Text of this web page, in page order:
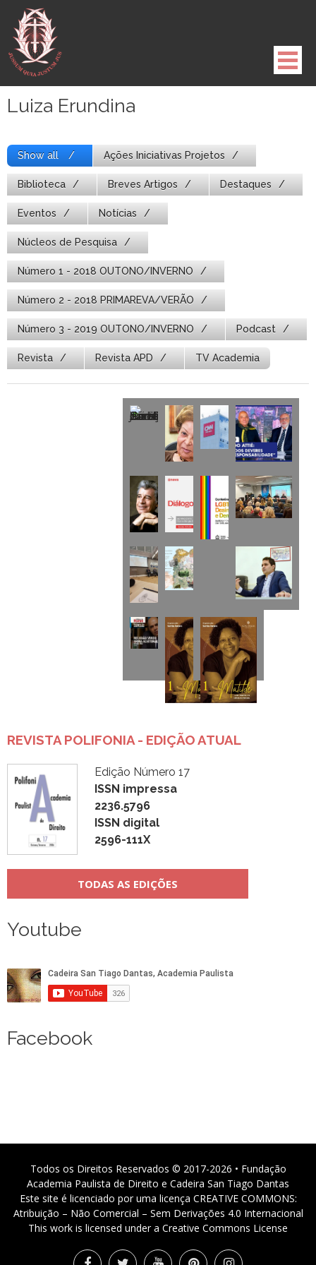
para
conteúdo
Luiza Erundina
Show all Ações Iniciativas Projetos
Biblioteca Breves Artigos Destaques
Eventos Notícias
Núcleos de Pesquisa
Número 1 - 2018 OUTONO/INVERNO
Número 2 - 2018 PRIMAREVA/VERÃO
Número 3 - 2019 OUTONO/INVERNO Podcast
Revista Revista APD TV Academia
REVISTA POLIFONIA - EDIÇÃO ATUAL
Edição Número 17
ISSN impressa
2236.5796
ISSN digital
2596-111X
TODAS AS EDIÇÕES
Youtube
Facebook
Todos os Direitos Reservados © 2017-2026 • Fundação
Academia Paulista de Direito e Cadeira San Tiago Dantas
Este site é licenciado por uma licença CREATIVE COMMONS:
Atribuição – Não Comercial – Sem Derivações 4.0 Internacional
This work is licensed under a Creative Commons License